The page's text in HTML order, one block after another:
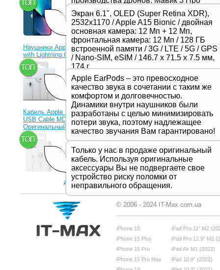
представляет собой новейшую модель
в серии Mavic и отличается высоким
качеством съемки, продвинутыми
функциями и улучшенной
производительностью,
предназначенной для
профессиональных фотографов и
видеооператоров.
Экран 6.1", OLED (Super Retina XDR),
2532x1170 / Apple A15 Bionic / двойная
основная камера: 12 Мп + 12 Мп,
фронтальная камера: 12 Мп / 128 ГБ
встроенной памяти / 3G / LTE / 5G / GPS
/ Nano-SIM, eSIM / 146.7 х 71.5 х 7.5 мм,
174 г
Наушники Apple EarPods
with Lightning Connector
Apple EarPods – это превосходное
качество звука в сочетании с таким же
комфортом и долговечностью.
Динамики внутри наушников были
разработаны с целью минимизировать
потери звука, поэтому надлежащее
качество звучания Вам гарантировано!
1 350 грн
Кабель Apple Lightning to
USB Cable MD818ZM
Оригинальный!
Только у нас в продаже оригинальный
кабель. Используя оригинальные
аксессуары Вы не подвергаете свое
устройство риску поломки от
неправильного обращения.
Дивитись все
Watch
Sport
Артикул:
Экран
процессор
Watch OS
Подробнее
Watch
Sport
Артикул:
Экран
процессор
Watch OS
Подробнее
© 2006 - 2024 IT-Max.com.ua
iPhone 15
iPhone 15 Plus
iPhone 15 Pro
iPhone 15 Pro Max
iPad Pro 11" M2
iPad Pro 12.9" M2
iPad Air M1 (2022)
iPad 10.9" (2022)